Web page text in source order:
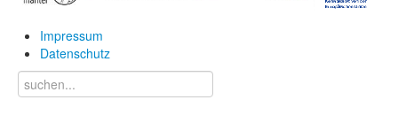
Impressum
Datenschutz